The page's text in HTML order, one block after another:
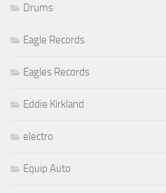
Drums
Eagle Records
Eagles Records
Eddie Kirkland
electro
Equip Auto